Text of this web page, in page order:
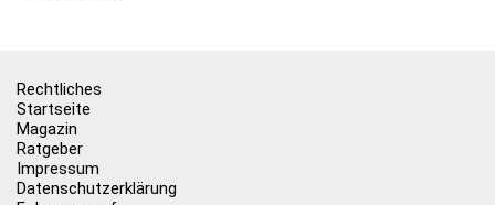
Rechtliches
Startseite
Magazin
Ratgeber
Impressum
Datenschutzerklärung